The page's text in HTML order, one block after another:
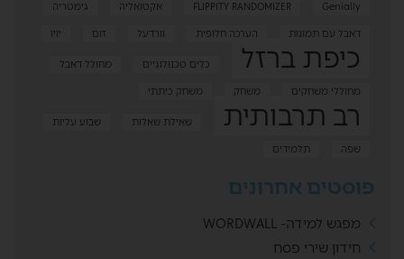
FLIPPITY RANDOMIZER Genially אקטואליה
גימטריה
דאבל עם תמונות
הערכה חלופית וורדעל זום יויו
כיפת ברזל כלים טכנולוגיים
מחולל דאבל
מחוללי משחקים
משחק משחק כיתתי
רב תרבותית שאילת שאלות
שבוע עליות
שפה
תלמידים
פוסטים אחרונים
מפגש למידה- WORDWALL
חידון שירי פסח